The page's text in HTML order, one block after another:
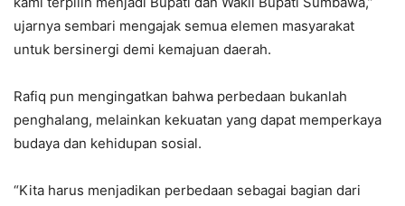
ujarnya sembari mengajak semua elemen masyarakat
untuk bersinergi demi kemajuan daerah.
Rafiq pun mengingatkan bahwa perbedaan bukanlah
penghalang, melainkan kekuatan yang dapat memperkaya
budaya dan kehidupan sosial.
“Kita harus menjadikan perbedaan sebagai bagian dari